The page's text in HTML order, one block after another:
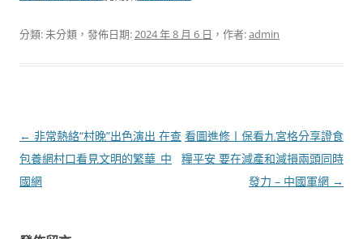
分類: 未分類，發佈日期:2024 年 8 月 6 日 ，作者:admin
文
章
導
← 非常熱絡“村晚”出色演出 在查
包養網村口看見文明的繁華_中
國網
看圖進修丨保看九宮格分享證食
糧平安 要在減產和減損兩頭同時
發力 – 中國軍網 →